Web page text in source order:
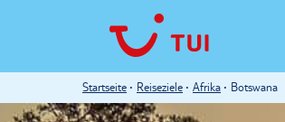
Startseite Reiseziele Afrika Botswana